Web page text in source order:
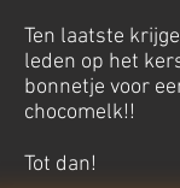
Ten laatste
leden op het
bonnetje voor
chocomelk!!
Tot dan!